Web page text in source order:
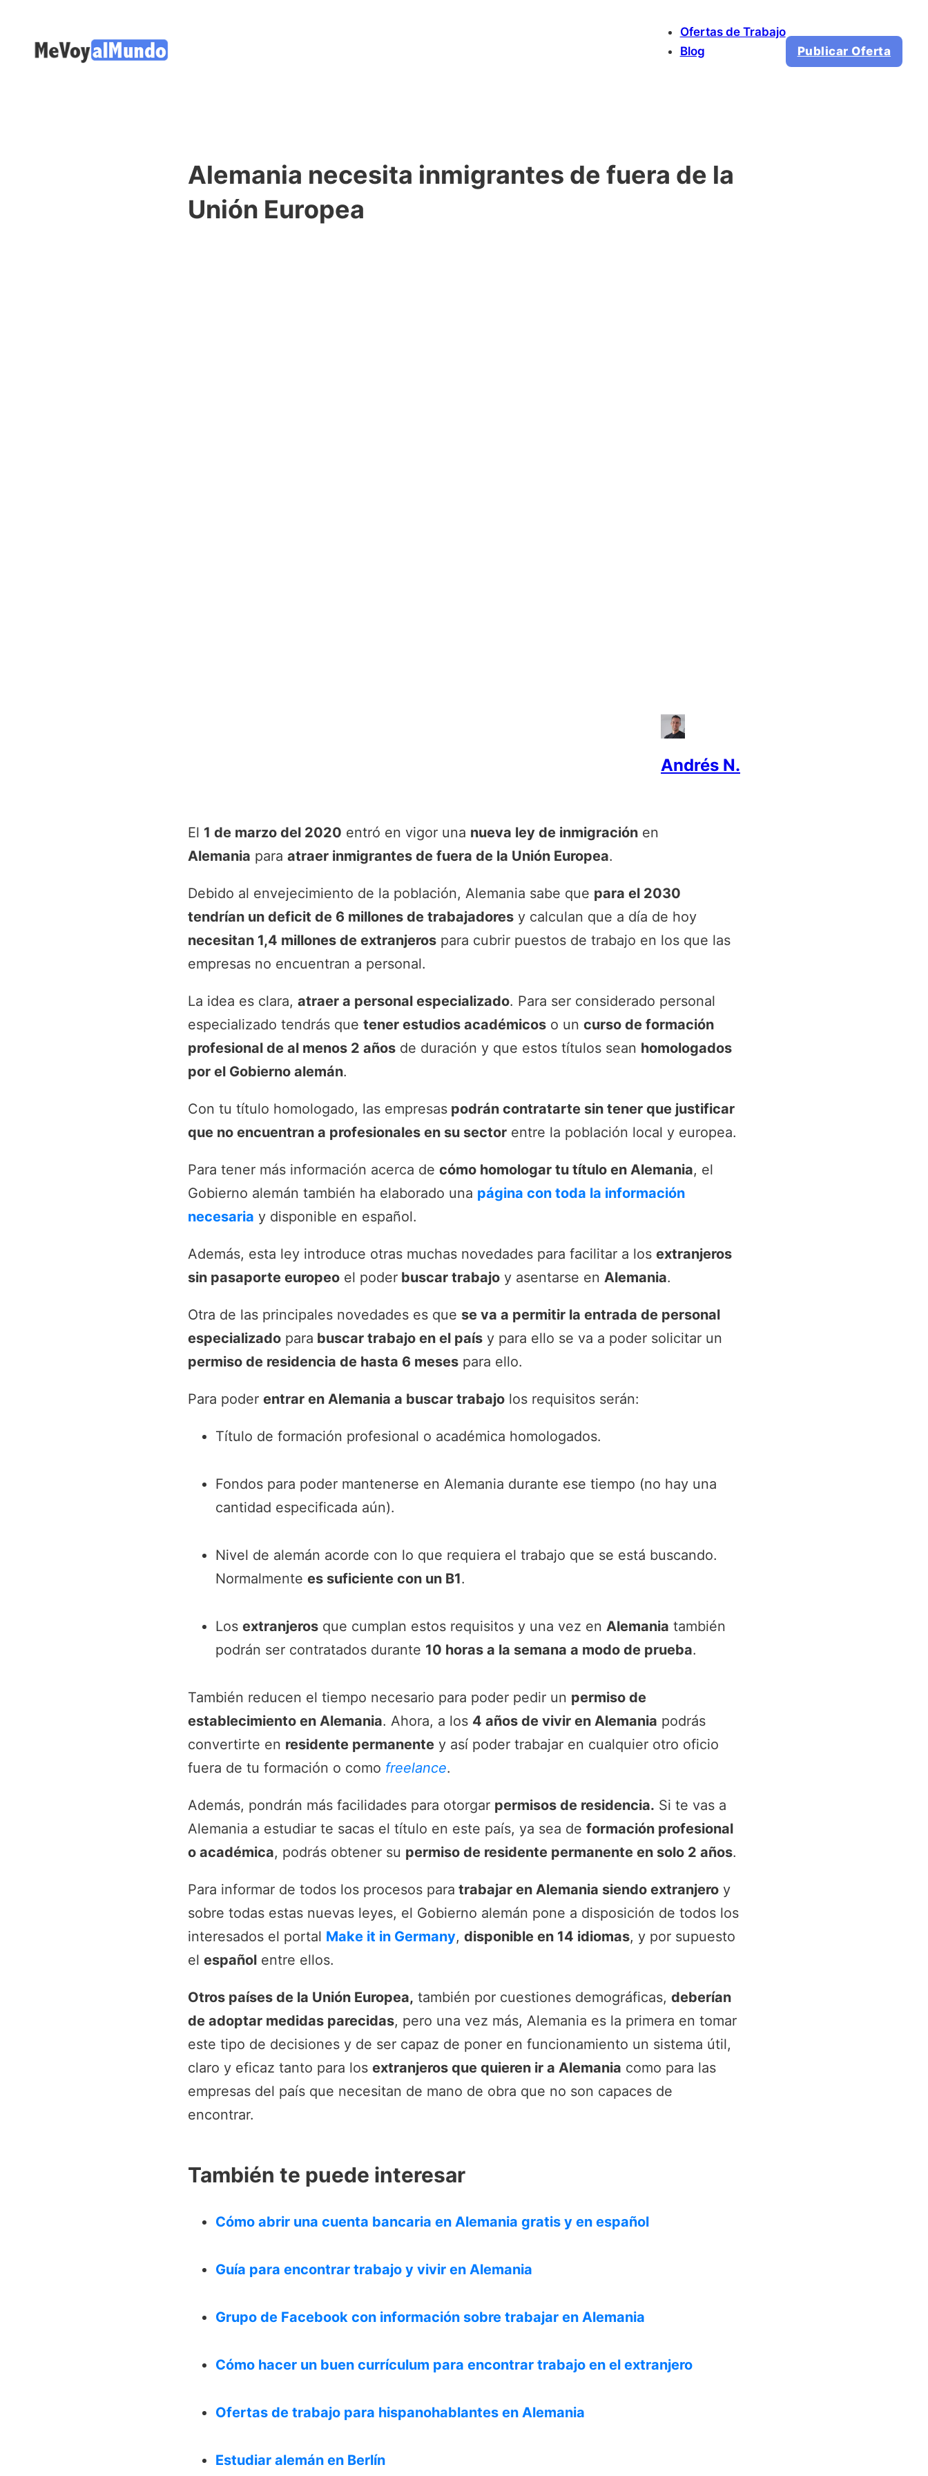
Ofertas de Trabajo
Blog
Publicar Oferta
Alemania necesita inmigrantes de fuera de la
Unión Europea
Andrés N.
El 1 de marzo del 2020 entró en vigor una nueva ley de inmigración en
Alemania para atraer inmigrantes de fuera de la Unión Europea.
Debido al envejecimiento de la población, Alemania sabe que para el 2030
tendrían un deficit de 6 millones de trabajadores y calculan que a día de hoy
necesitan 1,4 millones de extranjeros para cubrir puestos de trabajo en los que las
empresas no encuentran a personal.
La idea es clara, atraer a personal especializado. Para ser considerado personal
especializado tendrás que tener estudios académicos o un curso de formación
profesional de al menos 2 años de duración y que estos títulos sean homologados
por el Gobierno alemán.
Con tu título homologado, las empresas podrán contratarte sin tener que justificar
que no encuentran a profesionales en su sector entre la población local y europea.
Para tener más información acerca de cómo homologar tu título en Alemania, el
Gobierno alemán también ha elaborado una página con toda la información
necesaria y disponible en español.
Además, esta ley introduce otras muchas novedades para facilitar a los extranjeros
sin pasaporte europeo el poder buscar trabajo y asentarse en Alemania.
Otra de las principales novedades es que se va a permitir la entrada de personal
especializado para buscar trabajo en el país y para ello se va a poder solicitar un
permiso de residencia de hasta 6 meses para ello.
Para poder entrar en Alemania a buscar trabajo los requisitos serán:
Título de formación profesional o académica homologados.
Fondos para poder mantenerse en Alemania durante ese tiempo (no hay una
cantidad especificada aún).
Nivel de alemán acorde con lo que requiera el trabajo que se está buscando.
Normalmente es suficiente con un B1.
Los extranjeros que cumplan estos requisitos y una vez en Alemania también
podrán ser contratados durante 10 horas a la semana a modo de prueba.
También reducen el tiempo necesario para poder pedir un permiso de
establecimiento en Alemania. Ahora, a los 4 años de vivir en Alemania podrás
convertirte en residente permanente y así poder trabajar en cualquier otro oficio
fuera de tu formación o como freelance.
Además, pondrán más facilidades para otorgar permisos de residencia. Si te vas a
Alemania a estudiar te sacas el título en este país, ya sea de formación profesional
o académica, podrás obtener su permiso de residente permanente en solo 2 años.
Para informar de todos los procesos para trabajar en Alemania siendo extranjero y
sobre todas estas nuevas leyes, el Gobierno alemán pone a disposición de todos los
interesados el portal Make it in Germany, disponible en 14 idiomas, y por supuesto
el español entre ellos.
Otros países de la Unión Europea, también por cuestiones demográficas, deberían
de adoptar medidas parecidas, pero una vez más, Alemania es la primera en tomar
este tipo de decisiones y de ser capaz de poner en funcionamiento un sistema útil,
claro y eficaz tanto para los extranjeros que quieren ir a Alemania como para las
empresas del país que necesitan de mano de obra que no son capaces de
encontrar.
También te puede interesar
Cómo abrir una cuenta bancaria en Alemania gratis y en español
Guía para encontrar trabajo y vivir en Alemania
Grupo de Facebook con información sobre trabajar en Alemania
Cómo hacer un buen currículum para encontrar trabajo en el extranjero
Ofertas de trabajo para hispanohablantes en Alemania
Estudiar alemán en Berlín